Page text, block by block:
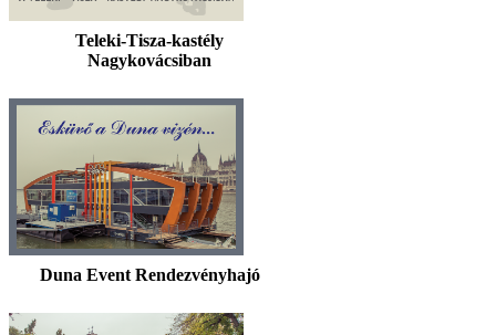
Teleki-Tisza-kastély
Nagykovácsiban
Duna Event Rendezvényhajó